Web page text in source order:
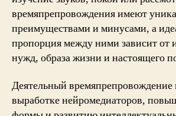
времяпрепровождения имеют
преимуществами и минусами, а
пропорция между ними зависит от
нужд, образа жизни и настоящего
Деятельный времяпрепровождение
выработке нейромедиаторов,